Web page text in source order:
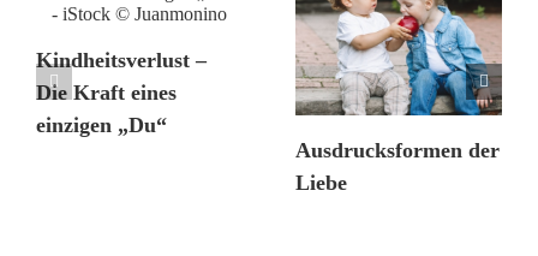
Kindheitsverlust –
Die Kraft eines
einzigen „Du“
Ausdrucksformen der
Liebe